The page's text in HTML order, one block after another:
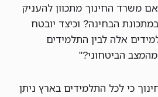
משרד החינוך מתכוון להעניק
הבחינה? וכיצד יובטח
אלה לבין התלמידים
הביטחוני?"
כי לכל התלמידים בארץ ניתן